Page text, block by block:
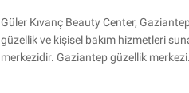
Güler Kıvanç Beauty Center,
güzellik ve kişisel bakım hizmetleri
merkezidir. Gaziantep güzellik